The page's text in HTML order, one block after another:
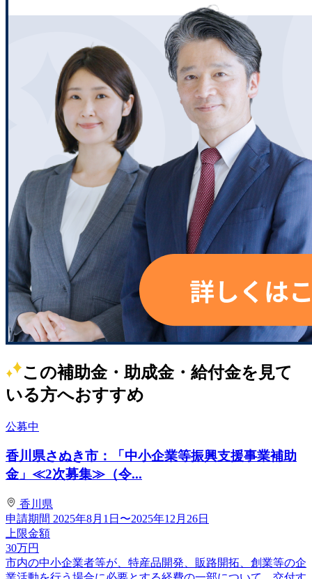
この補助金・助成金・給付金を見て
いる方へおすすめ
公募中
香川県さぬき市：「中小企業等振興支援事業補助
金」≪2次募集≫（令...
香川県
申請期間 2025年8月1日〜2025年12月26日
上限金額
30万円
市内の中小企業者等が、特産品開発、販路開拓、創業等の企